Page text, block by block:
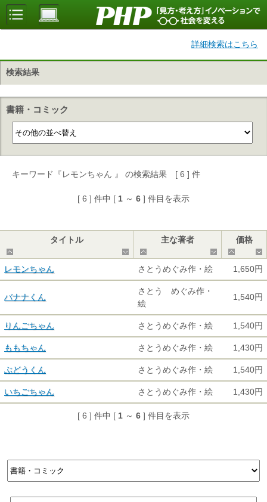
詳細検索はこちら
検索結果
書籍・コミック
キーワード『レモンちゃん 』 の検索結果 [ 6 ] 件
[ 6 ] 件中 [ 1 ～ 6 ] 件目を表示
タイトル
主な著者
価格
レモンちゃん
さとうめぐみ作・絵 1,650円
バナナくん
さとう めぐみ作・
絵
1,540円
りんごちゃん さとうめぐみ作・絵 1,540円
ももちゃん さとうめぐみ作・絵 1,430円
ぶどうくん さとうめぐみ作・絵 1,540円
いちごちゃん さとうめぐみ作・絵 1,430円
[ 6 ] 件中 [ 1 ～ 6 ] 件目を表示